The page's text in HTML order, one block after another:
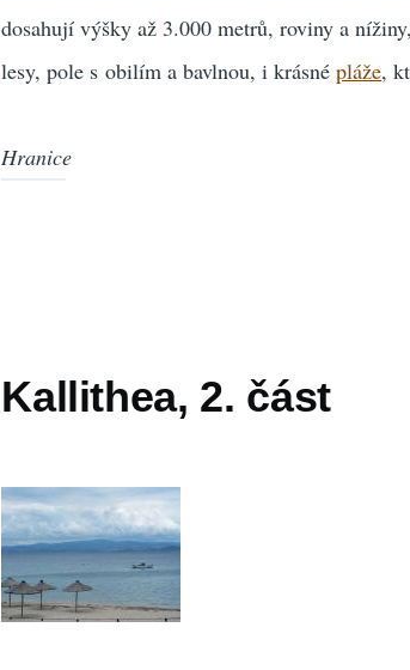
dosahují výšky až 3.000 metrů, roviny a
lesy, pole s obilím a bavlnou, i krásnépláže,
Hranice
Kallithea, 2. část